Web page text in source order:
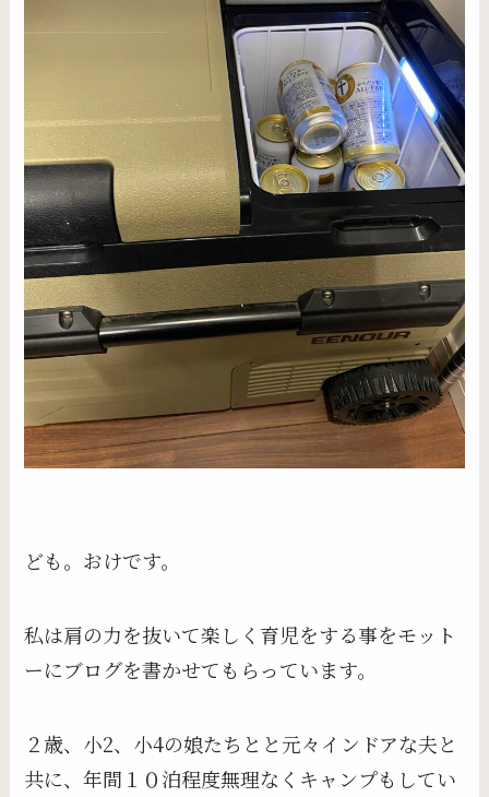
ども。おけです。
私は肩の力を抜いて楽しく育児をする事をモット
ーにブログを書かせてもらっています。
２歳、小2、小4の娘たちとと元々インドアな夫と
共に、年間１０泊程度無理なくキャンプもしてい